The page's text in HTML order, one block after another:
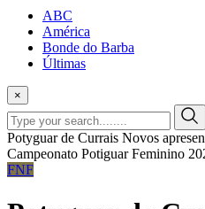
ABC
América
Bonde do Barba
Últimas
×
Potyguar de Currais Novos
Campeonato Potiguar Feminino
FNF